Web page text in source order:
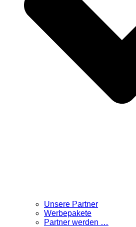
Unsere Partner
Werbepakete
Partner werden …